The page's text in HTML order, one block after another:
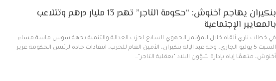
بنكيران يهاجم أخنوش: “حكومة التاجر” تهدر 13 مليار درهم وتتلاعب
بالمعايير الإجتماعية
في خطاب ناري ألقاه خلال المؤتمر الجهوي السابع لحزب العدالة والتنمية بجهة سوس ماسة مساء
السبت 5 يوليو الجاري، وجه عبد الإله بنكيران، الأمين العام للحزب، انتقادات حادة لرئيس الحكومة عزيز
أخنوش، متهمًا إياه بإدارة شؤون البلاد "بعقلية التاجر"…